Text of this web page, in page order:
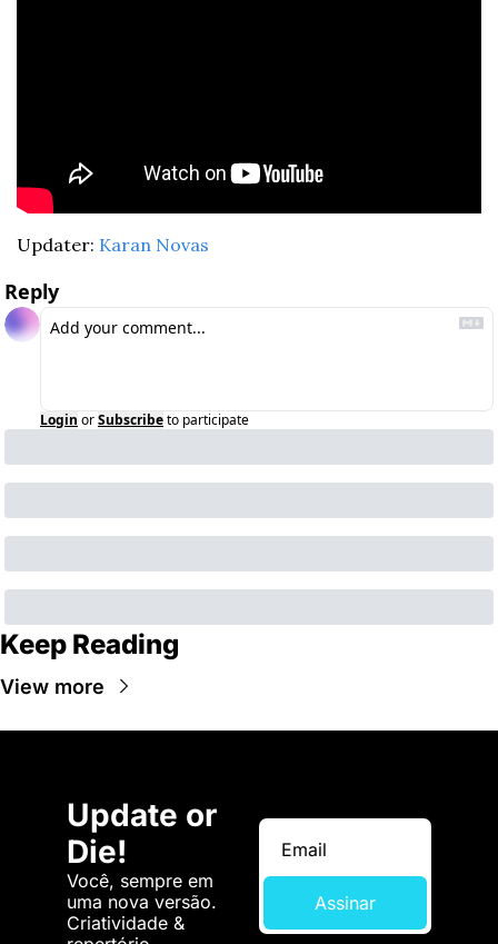
Updater: Karan Novas
Reply
Login orSubscribeto participate
Keep Reading
View more
Update or
Die!
Você, sempre em
uma nova versão.
Criatividade &
Assinar